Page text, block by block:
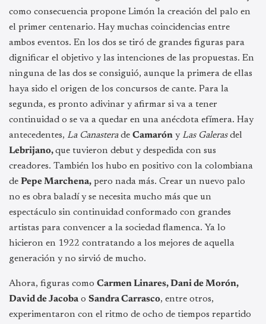
como consecuencia propone Limón la creación del palo en
el primer centenario. Hay muchas coincidencias entre
ambos eventos. En los dos se tiró de grandes figuras para
dignificar el objetivo y las intenciones de las propuestas. En
ninguna de las dos se consiguió, aunque la primera de ellas
haya sido el origen de los concursos de cante. Para la
segunda, es pronto adivinar y afirmar si va a tener
continuidad o se va a quedar en una anécdota efímera. Hay
antecedentes, La Canasterade Camarón y Las Galerasdel
Lebrijano,que tuvieron debut y despedida con sus
creadores. También los hubo en positivo con la colombiana
de Pepe Marchena, pero nada más. Crear un nuevo palo
no es obra baladí y se necesita mucho más que un
espectáculo sin continuidad conformado con grandes
artistas para convencer a la sociedad flamenca. Ya lo
hicieron en 1922 contratando a los mejores de aquella
generación y no sirvió de mucho.
Ahora, figuras como Carmen Linares, Dani de Morón,
David de Jacoba o Sandra Carrasco, entre otros,
experimentaron con el ritmo de ocho de tiempos repartido